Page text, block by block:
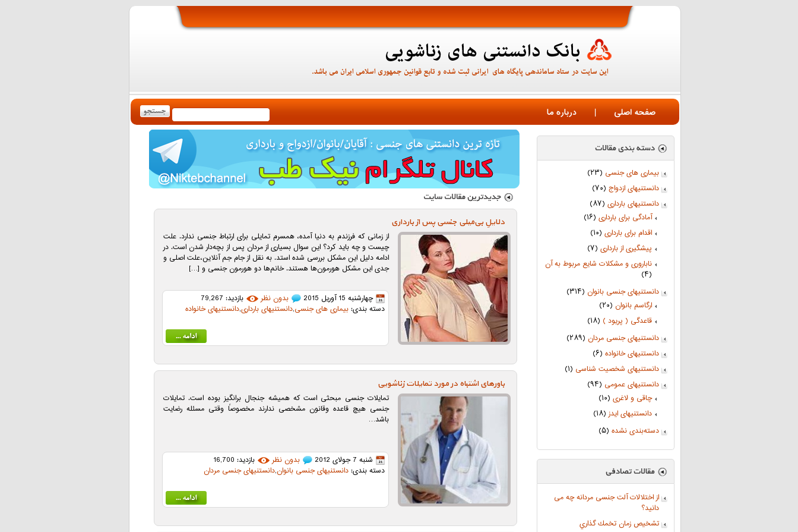
صفحه اصلی | درباره ما
بیماری های جنسی (۲۳)
دانستنیهای ازدواج (۷۰)
دانستنیهای بارداری (۸۷)
آمادگی برای بارداری (۱۶)
اقدام برای بارداری (۱۰)
پیشگیری از بارداری (۷)
ناباروری و مشکلات شایع مربوط به آن
(۴)
دانستنیهای جنسی بانوان (۳۱۴)
ارگاسم بانوان (۲۰)
قاعدگی ( پریود ) (۱۸)
دانستنیهای جنسی مردان (۲۸۹)
دانستنیهای خانواده (۶)
دانستنیهای شخصیت شناسی (۱)
دانستنیهای عمومی (۹۴)
چاقی و لاغری (۱۰)
دانستنیهای ایدز(۱۸)
دسته‌بندی نشده (۵)
از اختلالات آلت جنسی مردانه چه می
دانید؟
تشخيص زمان تخمك گذاري
دلایلِ بی‌میلی جنسی پس از بارداری
از زمانی که فرزندم به دنیا آمده، همسرم تمایلی برای ارتباط جنسی ندارد. علت
چیست و چه باید کرد؟ این سوال بسیاری از مردان پس از بچه‌دار شدن است. در
ادامه دلیل این مشکل بررسی شده استد. به نقل از جام جم آنلاین،علت اصلی و
جدی این مشکل هورمون‌ها هستند. خانم‌ها دو هورمون جنسی و […]
چهارشنبه 15 آوریل 2015 بدون نظر
بازدید: 79,267
دسته بندی:بیماری های جنسی,دانستنیهای بارداری,دانستنیهای خانواده
باورهای اشتباه در مورد تمایلات زناشویی
تمایلات جنسی مبحثی است که همیشه جنجال برانگیز بوده است. تمایلات
جنسی هیچ قاعده وقانون مشخصی ندارند مخصوصاً وقتی مسئله رضایت
باشد…
شنبه 7 جولای 2012 بدون نظر
بازدید: 16,700
دسته بندی:دانستنیهای جنسی بانوان,دانستنیهای جنسی مردان